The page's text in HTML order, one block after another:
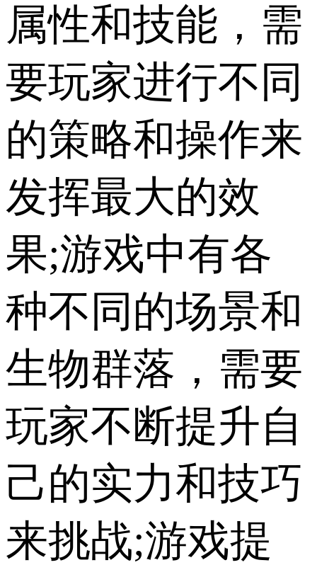
属性和技能，需
要玩家进行不同
的策略和操作来
发挥最大的效
果;游戏中有各
种不同的场景和
生物群落，需要
玩家不断提升自
己的实力和技巧
来挑战;游戏提